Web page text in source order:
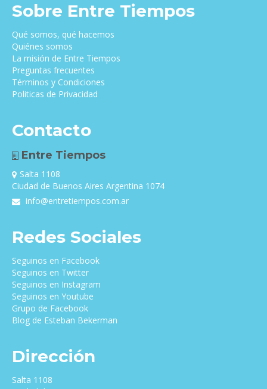
Sobre Entre Tiempos
Qué somos, qué hacemos
Quiénes somos
La misión de Entre Tiempos
Preguntas frecuentes
Términos y Condiciones
Politicas de Privacidad
Contacto
Entre Tiempos
Salta 1108
Ciudad de Buenos Aires Argentina 1074
info@entretiempos.com.ar
Redes Sociales
Seguinos en Facebook
Seguinos en Twitter
Seguinos en Instagram
Seguinos en Youtube
Grupo de Facebook
Blog de Esteban Bekerman
Dirección
Salta 1108